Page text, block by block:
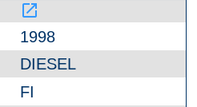
launch
1998
DIESEL
FI